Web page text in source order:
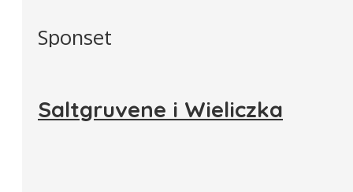
Sponset
Saltgruvene i Wieliczka